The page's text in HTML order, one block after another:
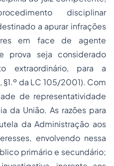
disciplinar
a apurar infrações
em face de agente
seja considerado
extraordinário, para a
da LC 105/2001). Com
de representatividade
da União. As razões para
da Administração aos
envolvendo nessa
primário e secundário;